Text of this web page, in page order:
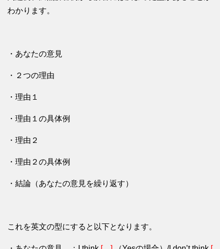
わかります。
・あなたの意見
・２つの理由
・理由１
・理由１の具体例
・理由２
・理由２の具体例
・結論（あなたの意見を繰り返す）
これを英文の型にすると以下となります。